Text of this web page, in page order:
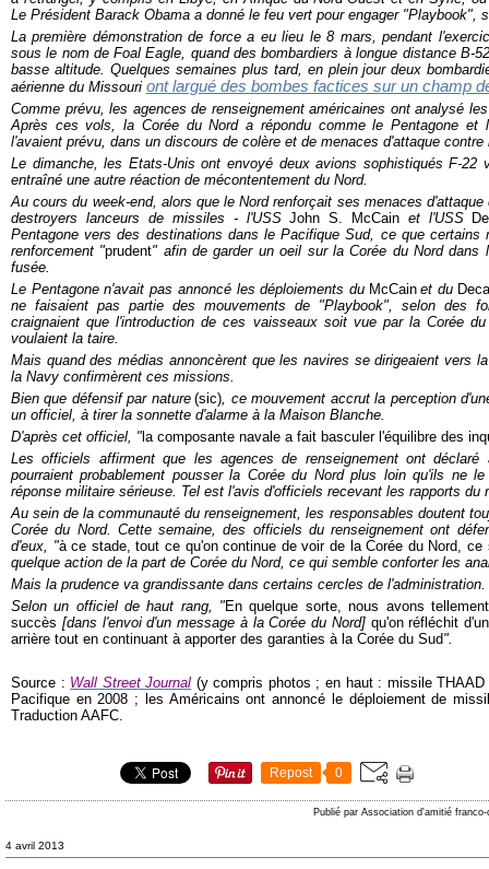
Le Président Barack Obama a donné le feu vert pour engager "Playbook",
La première démonstration de force a eu lieu le 8 mars, pendant
sous le nom de Foal Eagle, quand des bombardiers à longue distance B-
basse altitude. Quelques semaines plus tard, en plein jour deux
aérienne du Missouri ont largué des bombes factices sur un champ
Comme prévu, les agences de renseignement américaines ont analysé
Après ces vols, la Corée du Nord a répondu comme le Pentagone et
l'avaient prévu, dans un discours de colère et de menaces d'attaque
Le dimanche, les Etats-Unis ont envoyé deux avions sophistiqués F-
entraîné une autre réaction de mécontentement du Nord.
Au cours du week-end, alors que le Nord renforçait ses menaces
destroyers lanceurs de missiles - l'USS John S. McCain et l'USS
Pentagone vers des destinations dans le Pacifique Sud, ce que certains
renforcement "prudent" afin de garder un oeil sur la Corée du Nord dans
fusée.
Le Pentagone n'avait pas annoncé les déploiements du McCain et du
ne faisaient pas partie des mouvements de "Playbook", selon des
craignaient que l'introduction de ces vaisseaux soit vue par la Corée
voulaient la taire.
Mais quand des médias annoncèrent que les navires se dirigeaient vers
la Navy confirmèrent ces missions.
Bien que défensif par nature (sic), ce mouvement accrut la perception
un officiel, à tirer la sonnette d'alarme à la Maison Blanche.
D'après cet officiel, " la composante navale a fait basculer l'équilibre des
Les officiels affirment que les agences de renseignement ont déclaré
pourraient probablement pousser la Corée du Nord plus loin qu'ils ne
réponse militaire sérieuse. Tel est l'avis d'officiels recevant les rapports du
Au sein de la communauté du renseignement, les responsables doutent
Corée du Nord. Cette semaine, des officiels du renseignement ont
d'eux, "à ce stade, tout ce qu'on continue de voir de la Corée du Nord, ce
quelque action de la part de Corée du Nord, ce qui semble conforter les
Mais la prudence va grandissante dans certains cercles de l'administration.
Selon un officiel de haut rang, "En quelque sorte, nous avons
succès [dans l'envoi d'un message à la Corée du Nord]qu'on réfléchit
arrière tout en continuant à apporter des garanties à la Corée du Sud".
Source : Wall Street Journal (y compris photos ; en haut : missile
Pacifique en 2008 ; les Américains ont annoncé le déploiement de
Traduction AAFC.
Repost 0
Publié par Association d'amitié franco-
4 avril 2013